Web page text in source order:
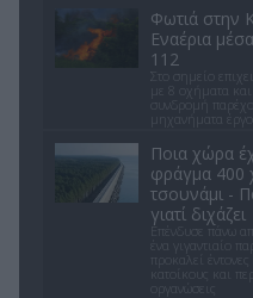
Φωτιά στην
Εναέρια
112
Στο σημείο
με 8 οχήματα
συνδρομή
μηχανήματα
Ποια χώρα
φράγμα 400
τσουνάμι -
γιατί διχάζει
Επένδυσε πάνω
ένα γιγαντιαίο
προκαλεί έντονες
κατοίκους και
οργανώσεις